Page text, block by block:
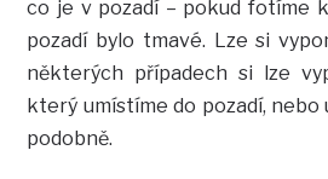
co je v pozadí – pokud fotíme
pozadí bylo tmavé. Lze si
některých případech si lze
který umístíme do pozadí, nebo
podobně.